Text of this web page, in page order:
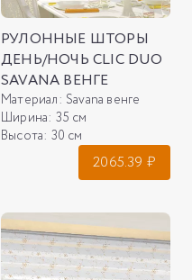
РУЛОННЫЕ ШТОРЫ
ДЕНЬ/НОЧЬ CLIC DUO
SAVANA ВЕНГЕ
Материал: Savana венге
Ширина: 35 см
Высота: 30 см
2065.39 ₽